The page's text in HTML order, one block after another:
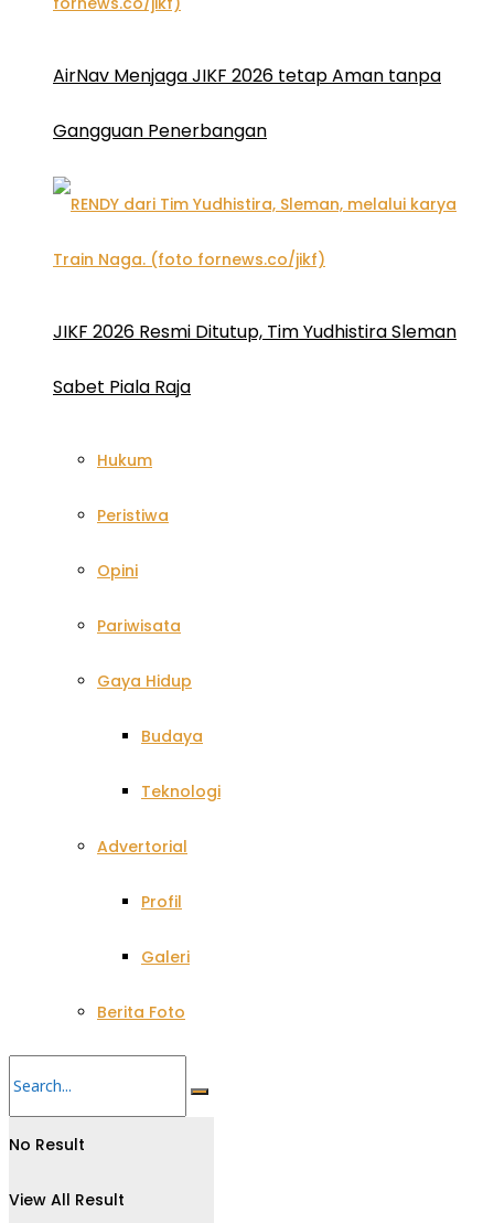
AirNav Menjaga JIKF 2026 tetap Aman tanpa
Gangguan Penerbangan
JIKF 2026 Resmi Ditutup, Tim Yudhistira Sleman
Sabet Piala Raja
Hukum
Peristiwa
Opini
Pariwisata
Gaya Hidup
Budaya
Teknologi
Advertorial
Profil
Galeri
Berita Foto
No Result
View All Result